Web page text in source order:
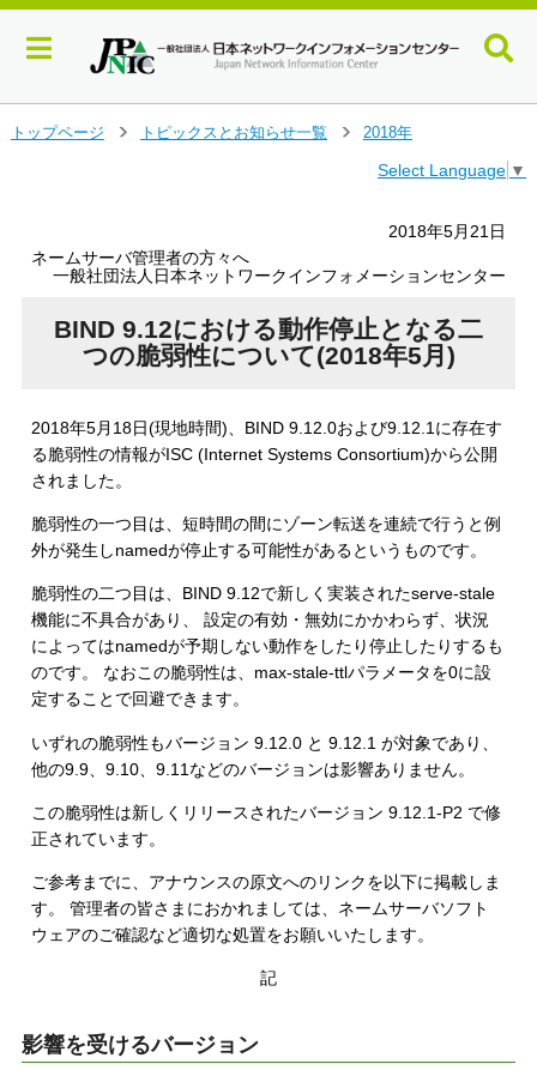
トップページ
トピックスとお知らせ一覧
2018年
Select Language ▼
2018年5月21日
ネームサーバ管理者の方々へ
一般社団法人日本ネットワークインフォメーションセンター
BIND 9.12における動作停止となる二
つの脆弱性について(2018年5月)
2018年5月18日(現地時間)、BIND 9.12.0および9.12.1に存在す
る脆弱性の情報がISC (Internet Systems Consortium)から公開
されました。
脆弱性の一つ目は、短時間の間にゾーン転送を連続で行うと例
外が発生しnamedが停止する可能性があるというものです。
脆弱性の二つ目は、BIND 9.12で新しく実装されたserve-stale
機能に不具合があり、 設定の有効・無効にかかわらず、状況
によってはnamedが予期しない動作をしたり停止したりするも
のです。 なおこの脆弱性は、max-stale-ttlパラメータを0に設
定することで回避できます。
いずれの脆弱性もバージョン 9.12.0 と 9.12.1 が対象であり、
他の9.9、9.10、9.11などのバージョンは影響ありません。
この脆弱性は新しくリリースされたバージョン 9.12.1-P2 で修
正されています。
ご参考までに、アナウンスの原文へのリンクを以下に掲載しま
す。 管理者の皆さまにおかれましては、ネームサーバソフト
ウェアのご確認など適切な処置をお願いいたします。
記
影響を受けるバージョン